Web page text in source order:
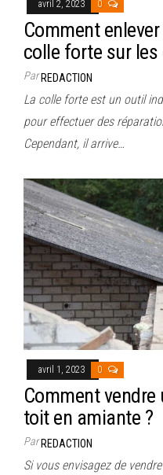
avril 2, 2023 0
Comment
colle forte sur les
ParREDACTION
La colle forte est un outil
pour effectuer des
Cependant, il arrive…
avril 1, 2023 0
Comment
toit en amiante ?
ParREDACTION
Si vous envisagez de